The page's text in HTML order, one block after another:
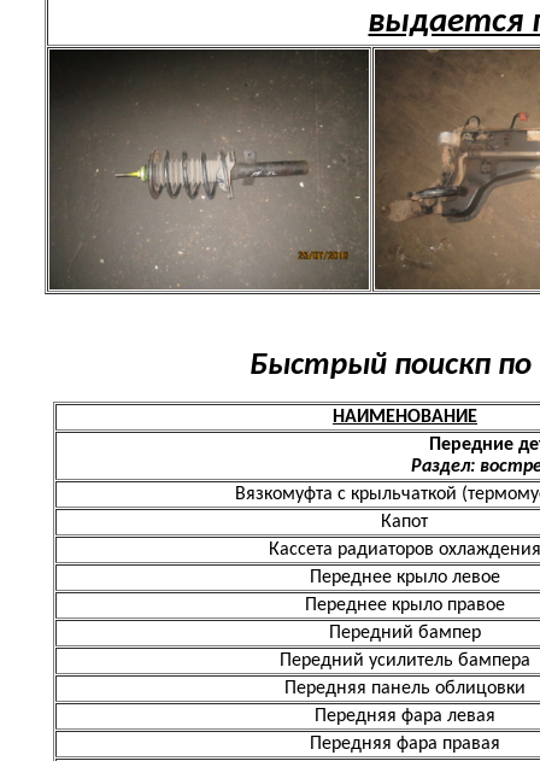
выдается
Быстрый поискп по
НАИМЕНОВАНИЕ
Передние
Раздел:
Вязкомуфта с крыльчаткой
Капот
Кассета радиаторов охлаждения
Переднее крыло левое
Переднее крыло правое
Передний бампер
Передний усилитель бампера
Передняя панель облицовки
Передняя фара левая
Передняя фара правая